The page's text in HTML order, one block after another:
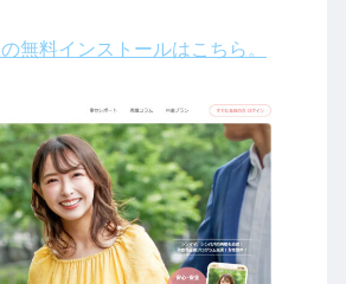
無料インストールはこちら。